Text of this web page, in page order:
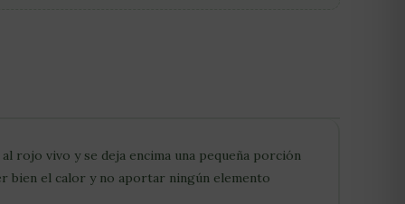
rojo vivo y se deja encima una pequeña porción
bien el calor y no aportar ningún elemento